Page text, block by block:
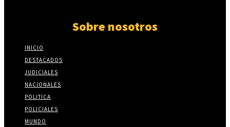
Sobre nosotros
INICIO
DESTACADOS
JUDICIALES
NACIONALES
POLITICA
POLICIALES
MUNDO